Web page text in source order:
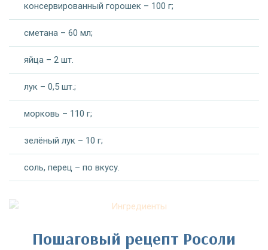
консервированный горошек – 100 г;
сметана – 60 мл;
яйца – 2 шт.
лук – 0,5 шт.;
морковь – 110 г;
зелёный лук – 10 г;
соль, перец – по вкусу.
Пошаговый рецепт Росоли